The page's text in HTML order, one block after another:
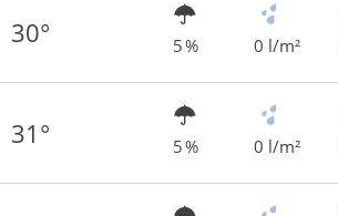
30° 5 % 0 l/m²
31° 5 % 0 l/m²